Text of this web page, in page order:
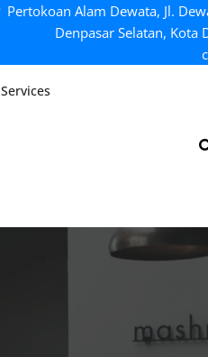
Pertokoan Alam Dewata, Jl.
Denpasar Selatan, Kota
Services